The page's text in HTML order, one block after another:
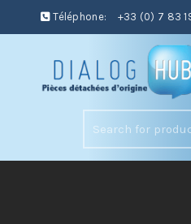
Téléphone: +33 (0) 7 83
for: